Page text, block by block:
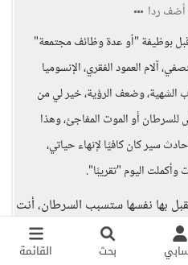
بحث القائمة
أضف ردا
بوظيفة "أو عدة وظائف مجتمعة"
آلام العمود الفقري، الإنسوميا
الشهية، وضعف الرؤية، خير لي من
أو الموت المفاجئ، وهذا
سير كان كافيًا لإنهاء حياتي،
اليوم "تقريبًا".
بها نفسها ستسبب السرطان، أنت
مباشر، والأخرى غير